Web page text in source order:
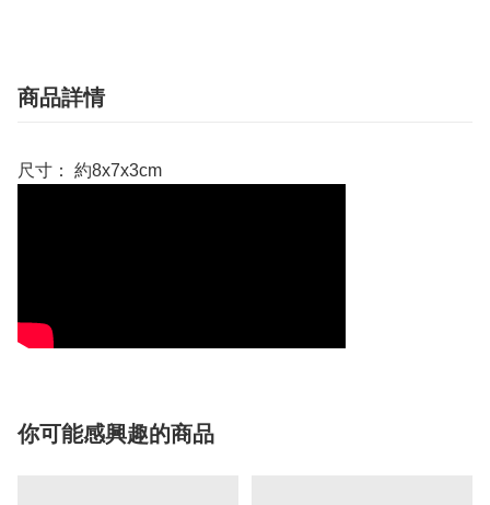
商品詳情
尺寸： 約8x7x3cm
你可能感興趣的商品